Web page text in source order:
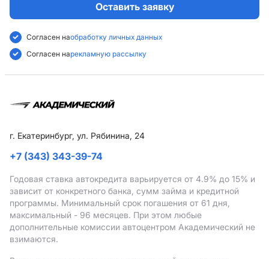
Оставить заявку
Согласен наобработку личных данных
Согласен нарекламную рассылку
г. Екатеринбург, ул. Рябинина, 24
+7 (343) 343-39-74
Годовая ставка автокредита варьируется от 4.9% до 15% и
зависит от конкретного банка, сумм займа и кредитной
программы. Минимальный срок погашения от 61 дня,
максимальный - 96 месяцев. При этом любые
дополнительные комиссии автоцентром Академический не
взимаются.